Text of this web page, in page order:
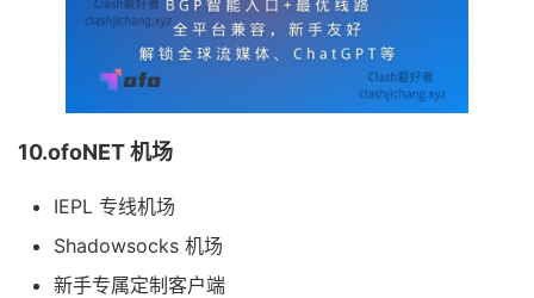
10.ofoNET 机场
IEPL 专线机场
Shadowsocks 机场
新手专属定制客户端